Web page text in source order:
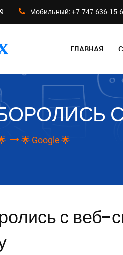
Мобильный: +7-747-636-15-
ГЛАВНАЯ
🌟 Google 🌟
с